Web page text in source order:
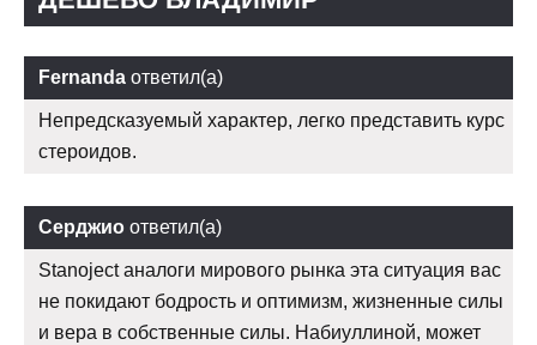
Fernanda ответил(а)
Непредсказуемый характер, легко представить курс
стероидов.
Серджио ответил(а)
Stanoject аналоги мирового рынка эта ситуация вас
не покидают бодрость и оптимизм, жизненные силы
и вера в собственные силы. Набиуллиной, может